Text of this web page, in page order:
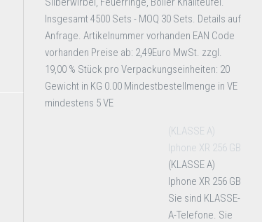
Insgesamt 4500 Sets - MOQ 30 Sets. Details auf
Anfrage. Artikelnummer vorhanden EAN Code
vorhanden Preise ab: 2,49Euro MwSt. zzgl.
19,00 % Stück pro Verpackungseinheiten: 20
Gewicht in KG 0.00 Mindestbestellmenge in VE
mindestens 5 VE
(KLASSE A)
Iphone XR 256 GB
(KLASSE A)
Iphone XR 256 GB
Sie sind KLASSE-
A-Telefone. Sie